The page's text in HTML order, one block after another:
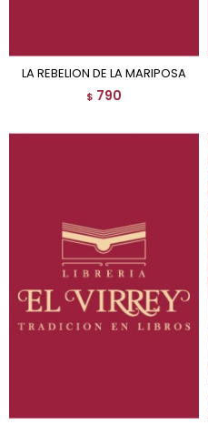
LA REBELION DE LA MARIPOSA
$ 790